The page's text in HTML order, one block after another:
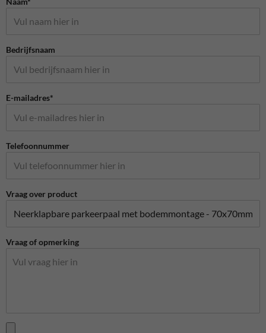
Bedrijfsnaam
E-mailadres*
Telefoonnummer
Vraag over product
Vraag of opmerking